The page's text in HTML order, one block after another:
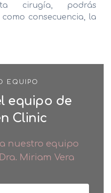
cirugía, podrás
consecuencia, la
EQUIPO
equipo de
Clinic
nuestro equipo
Miriam Vera